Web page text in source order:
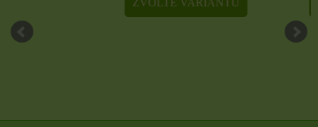
ZVOLTE VARIANTU ZVOLTE